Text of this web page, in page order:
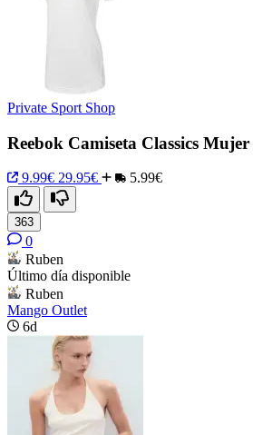
Private Sport Shop
Reebok Camiseta Classics
9.99€ 29.95€ 5.99€
363
0
Ruben
Último día disponible
Ruben
Mango Outlet
6d